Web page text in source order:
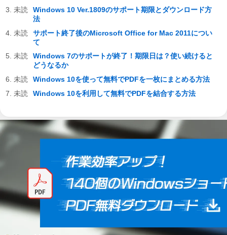
Windows 10 Ver.1809のサポート期限とダウンロード方
法
サポート終了後のMicrosoft Office for Mac 2011につい
て
Windows 7のサポートが終了！期限日は？使い続けると
どうなるか
Windows 10を使って無料でPDFを一枚にまとめる方法
Windows 10を利用して無料でPDFを結合する方法